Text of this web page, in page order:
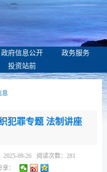
政府信息公开
政务服务
投资站前
息
犯罪专题 法制讲座
2025-09-26 阅读次数： 281
享：